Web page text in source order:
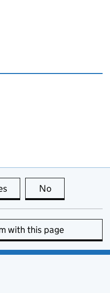
this page is useful
No
with this page